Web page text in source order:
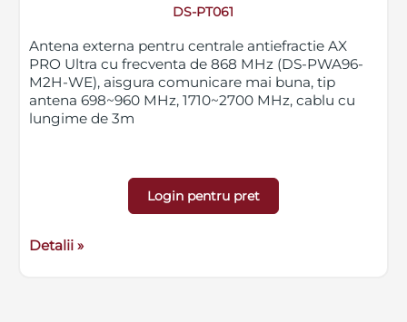
DS-PT061
Antena externa pentru centrale antiefractie AX
PRO Ultra cu frecventa de 868 MHz (DS-PWA96-
M2H-WE), aisgura comunicare mai buna, tip
antena 698~960 MHz, 1710~2700 MHz, cablu cu
lungime de 3m
Login pentru pret
Detalii »